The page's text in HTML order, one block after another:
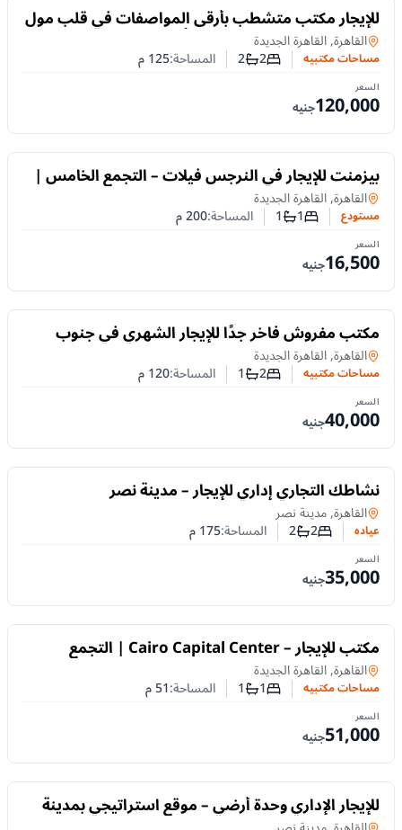
للايجار
للإيجار مكتب متشطب بأرقى المواصفات في قلب مول
تجاري متميز بالقاهرة الجديدة،أمام الجامعة الأمريكية
مساحات مكتبيهفي
القاهرة, القاهرة الجديدة
مساحات مكتبيه عدد غرف النوم
2عدد الحمامات
2 المساحة:125م
السعر
120,000جنيه
للايجار
بيزمنت للإيجار في النرجس فيلات – التجمع الخامس |
200م ومدخل خاصمستودع في
القاهرة, القاهرة الجديدة
مستودع عدد غرف النوم
1عدد الحمامات
1 المساحة:200م
السعر
16,500جنيه
للايجار
مكتب مفروش فاخر جدًا للإيجار الشهري في جنوب
الأكاديمية – التجمع الخامس
مساحات مكتبيهفي
القاهرة, القاهرة الجديدة
مساحات مكتبيه عدد غرف النوم
2عدد الحمامات
1 المساحة:120م
السعر
40,000جنيه
للايجار
نشاطك التجاري إداري للإيجار – مدينة نصر
عيادهفي
القاهرة, مدينة نصر
عياده عدد غرف النوم
2عدد الحمامات
2 المساحة:175م
السعر
35,000جنيه
للايجار مكتب للإيجار – Cairo Capital Center | التجمع
الخامس
مساحات مكتبيهفي
القاهرة, القاهرة الجديدة
مساحات مكتبيه عدد غرف النوم
1عدد الحمامات
1 المساحة:51م
السعر
51,000جنيه
للايجار للإيجار الإداري وحدة أرضي – موقع استراتيجي بمدينة